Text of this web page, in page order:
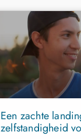
Een zachte
zelfstandigheid